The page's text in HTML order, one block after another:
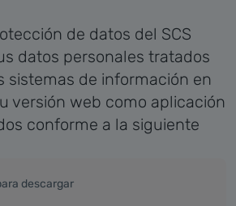
de datos del SCS
datos personales tratados
sistemas de información en
versión web como aplicación
conforme a la siguiente
descargar